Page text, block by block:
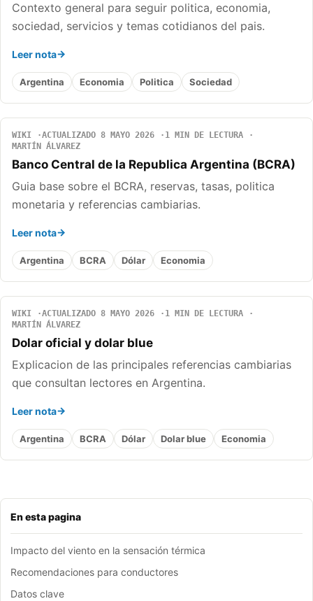
En esta pagina
Impacto del viento en la sensación térmica
Recomendaciones para conductores
Datos clave
Contexto general para seguir politica, economia,
sociedad, servicios y temas cotidianos del pais.
Leer nota
Argentina Economia Politica Sociedad
WIKI ACTUALIZADO 8 MAYO 2026
1 MIN DE LECTURA
MARTÍN ÁLVAREZ
Banco Central de la Republica Argentina (BCRA)
Guia base sobre el BCRA, reservas, tasas, politica
monetaria y referencias cambiarias.
Leer nota
Argentina BCRA Dólar Economia
WIKI ACTUALIZADO 8 MAYO 2026
1 MIN DE LECTURA
MARTÍN ÁLVAREZ
Dolar oficial y dolar blue
Explicacion de las principales referencias cambiarias
que consultan lectores en Argentina.
Leer nota
Argentina BCRA Dólar Dolar blue Economia